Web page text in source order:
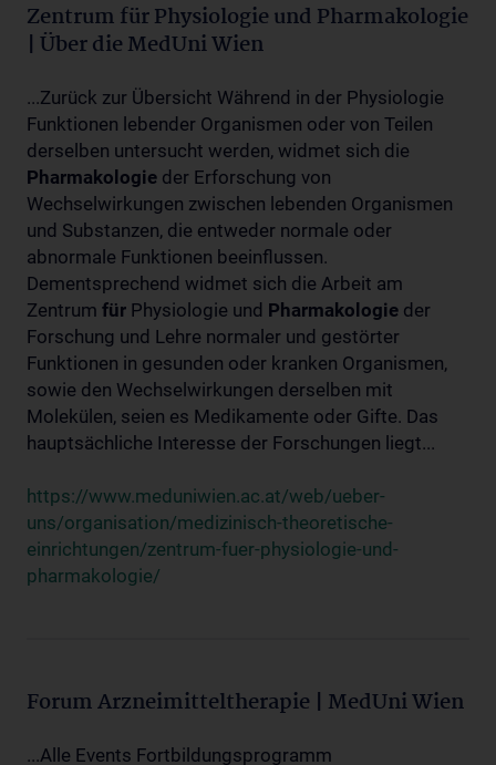
Zentrum für Physiologie und Pharmakologie
| Über die MedUni Wien
...Zurück zur Übersicht Während in der Physiologie
Funktionen lebender Organismen oder von Teilen
derselben untersucht werden, widmet sich die
Pharmakologie der Erforschung von
Wechselwirkungen zwischen lebenden Organismen
und Substanzen, die entweder normale oder
abnormale Funktionen beeinflussen.
Dementsprechend widmet sich die Arbeit am
Zentrum für Physiologie und Pharmakologie der
Forschung und Lehre normaler und gestörter
Funktionen in gesunden oder kranken Organismen,
sowie den Wechselwirkungen derselben mit
Molekülen, seien es Medikamente oder Gifte. Das
hauptsächliche Interesse der Forschungen liegt...
https://www.meduniwien.ac.at/web/ueber-
uns/organisation/medizinisch-theoretische-
einrichtungen/zentrum-fuer-physiologie-und-
pharmakologie/
Forum Arzneimitteltherapie | MedUni Wien
...Alle Events Fortbildungsprogramm